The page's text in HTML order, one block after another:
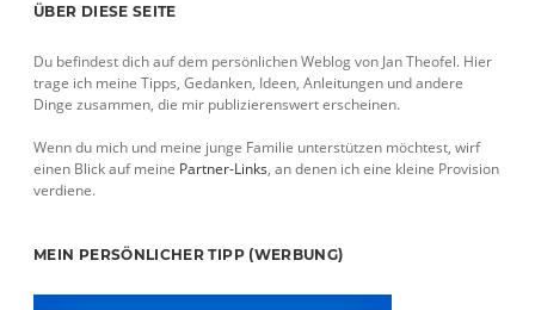
Sidebar
ÜBER DIESE SEITE
Du befindest dich auf dem persönlichen Weblog von Jan Theofel. Hier
trage ich meine Tipps, Gedanken, Ideen, Anleitungen und andere
Dinge zusammen, die mir publizierenswert erscheinen.
Wenn du mich und meine junge Familie unterstützen möchtest, wirf
einen Blick auf meine Partner-Links, an denen ich eine kleine Provision
verdiene.
MEIN PERSÖNLICHER TIPP (WERBUNG)